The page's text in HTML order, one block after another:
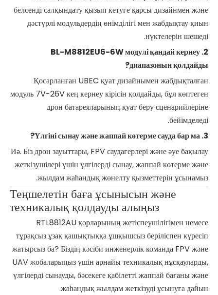
белсенді салқындату қызып кетуге қарсы дизайнмен және
дәстүрлі модульдердің өнімділігі мен жабдықтау қиын
нүктелерін шешеді.
2. BL-M8812EU6-6W модулі қандай кернеу
диапазонын қолдайды?
Қосарланған UBEC қуат дизайнымен жабдықталған
модуль 7V-26V кең кернеу кірісін қолдайды, бұл көптеген
дрон батареяларының қуат беру сценарийлеріне
бейімделеді.
3. Үлгіні сынау және жаппай көтерме сауда бар ма?
Иә. Біз дрон зауыттары, FPV саудагерлері және әуе бақылау
жеткізушілері үшін үлгілерді сынау, жаппай көтерме және
жылдам жаһандық жөнелту қызметтерін ұсынамыз.
Теңшелетін баға ұсынысын және
техникалық қолдауды алыңыз
RTL8812AU қорларының жетіспеушілігімен немесе
тұрақсыз ұзақ қашықтыққа ұшқышсыз беріліспен күресіп
жатырсыз ба? Біздің кәсіби инженерлік команда FPV және
UAV жобаларыңыз үшін арнайы техникалық нұсқауларды,
үлгілерді сынауды, бәсекеге қабілетті жаппай бағаны және
жаһандық жылдам жеткізуді ұсынуға дайын.